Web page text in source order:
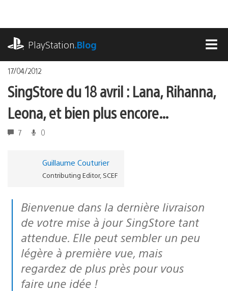
contenu
PlayStation.Blog
17/04/2012
SingStore du 18 avril : Lana, Rihanna,
Leona, et bien plus encore…
7 0
Guillaume Couturier
Contributing Editor, SCEF
Bienvenue dans la dernière livraison
de votre mise à jour SingStore tant
attendue. Elle peut sembler un peu
légère à première vue, mais
regardez de plus près pour vous
faire une idée !